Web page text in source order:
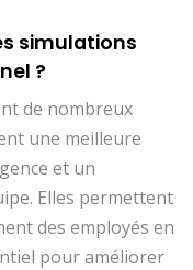
simulations
?
de nombreux
une meilleure
et un
Elles permettent
des employés en
pour améliorer